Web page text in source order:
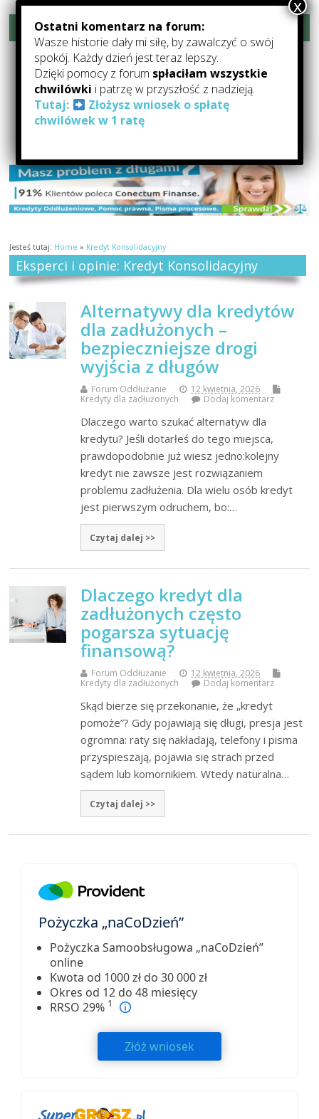
Rozwiń menu
Forum-Oddłużanie.pl –
Pomoc Dla Zadłużonych
Forum Oddłużeniowe: forum o oddłużaniu, pomocy dla zadłużonych,
kredytach i pożyczkach
Jesteś tutaj: Home » Kredyt Konsolidacyjny
Eksperci i opinie: Kredyt Konsolidacyjny
Alternatywy dla kredytów
dla zadłużonych –
bezpieczniejsze drogi
wyjścia z długów
Forum Oddłużanie
12 kwietnia, 2026
Kredyty dla zadłużonych
Dodaj komentarz
Dlaczego warto szukać alternatyw dla
kredytu? Jeśli dotarłeś do tego miejsca,
prawdopodobnie już wiesz jedno:kolejny
kredyt nie zawsze jest rozwiązaniem
problemu zadłużenia. Dla wielu osób kredyt
jest pierwszym odruchem, bo:…
Czytaj dalej >>
Dlaczego kredyt dla
zadłużonych często
pogarsza sytuację
finansową?
Forum Oddłużanie
12 kwietnia, 2026
Kredyty dla zadłużonych
Dodaj komentarz
Skąd bierze się przekonanie, że „kredyt
pomoże”? Gdy pojawiają się długi, presja jest
ogromna: raty się nakładają, telefony i pisma
przyspieszają, pojawia się strach przed
sądem lub komornikiem. Wtedy naturalna…
Czytaj dalej >>
Pożyczka „naCoDzień”
Pożyczka Samoobsługowa „naCoDzień”
online
Kwota od 1000 zł do 30 000 zł
Okres od 12 do 48 miesięcy
RRSO 29% 1
Złóż wniosek
Ostatni komentarz na forum:
Wasze historie dały mi siłę, by zawalczyć o swój
spokój. Każdy dzień jest teraz lepszy.
Dzięki pomocy z forum spłaciłam wszystkie
chwilówki i patrzę w przyszłość z nadzieją.
Tutaj:
Złożysz wniosek o spłatę
chwilówek w 1 ratę